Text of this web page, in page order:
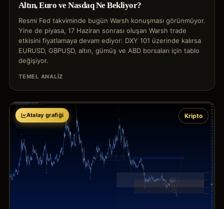
Altın, Euro ve Nasdaq Ne Bekliyor?
Resmi Fed takviminde bugün Warsh konuşması görünmüyor.
Yine de piyasa, 17 Haziran sonrası oluşan Warsh trade
etkisini fiyatlamaya devam ediyor: DXY 101 üzerinde kalırsa
EURUSD, GBPUSD, altın, gümüş ve ABD borsaları için tablo
değişiyor.
TEMEL ANALIZ
Kripto
Atalay grafiği